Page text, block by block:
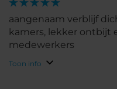
aangenaam verblijf
kamers, lekker ontbijt
medewerkers
Toon info